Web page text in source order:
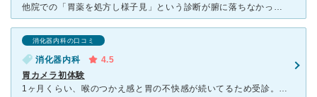
他院での「胃薬を処方し様子見」という診断が腑に落ちなかったため、そして症状も増悪してたので知人の薦めでこちらのクリニックを訪れました。その時にはみぞおちの痛み、食欲不振、吐き気、倦怠感、息切れ、深呼吸
消化器内科の口コミ
消化器内科
4.5
胃カメラ初体験
1ヶ月くらい、喉のつかえ感と胃の不快感が続いてるため受診。 そもそも、胃カメラは初めてだったので とりあえず『オエ！』とならないような上手な先生がいる病院を検索してました。 口コミ&混んで無さそう